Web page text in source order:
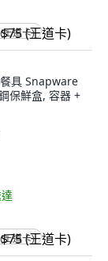
王道卡)
具 Snapware
保鮮盒, 容器 +
王道卡)